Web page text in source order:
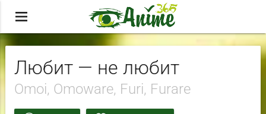
menu
Любит — не любит
Omoi, Omoware, Furi, Furare